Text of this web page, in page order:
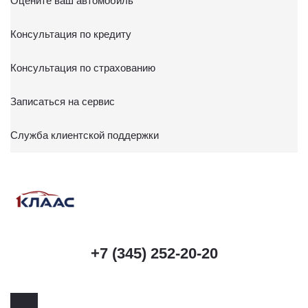
Консультация по кредиту
Консультация по страхованию
Записаться на сервис
Служба клиентской поддержки
+7 (345) 252-20-20